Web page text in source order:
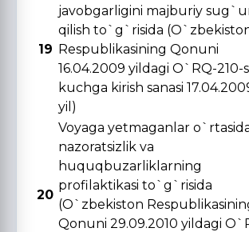
19
javobgarligini majburiy
qilish to`g`risida
Respublikasining Qonuni
16.04.2009 yildagi O`RQ-210-
kuchga kirish sanasi
yil)
20
Voyaga yetmaganlar
nazoratsizlik va
huquqbuzarliklarning
profilaktikasi to`g`risida
(O`zbekiston
Qonuni 29.09.2010 yildagi